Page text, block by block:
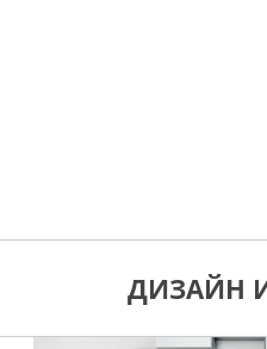
ДИЗАЙН